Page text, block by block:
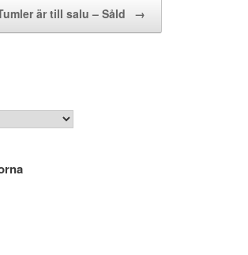
är till salu – Såld →